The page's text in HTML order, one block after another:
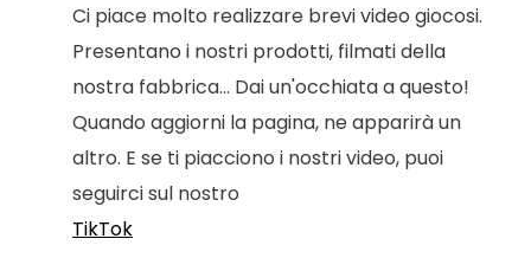
Ci piace molto realizzare brevi video giocosi.
Presentano i nostri prodotti, filmati della
nostra fabbrica... Dai un'occhiata a questo!
Quando aggiorni la pagina, ne apparirà un
altro. E se ti piacciono i nostri video, puoi
seguirci sul nostro
TikTok